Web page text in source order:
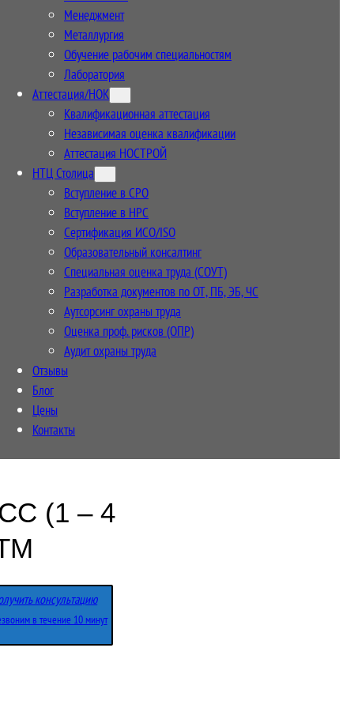
Менеджмент
Металлургия
Обучение рабочим специальностям
Лаборатория
Аттестация/НОК
Квалификационная аттестация
Независимая оценка квалификации
Аттестация НОСТРОЙ
НТЦ Столица
Вступление в СРО
Вступление в НРС
Сертификация ИСО/ISO
Образовательный консалтинг
Специальная оценка труда (СОУТ)
Разработка документов по ОТ, ПБ, ЭБ, ЧС
Аутсорсинг охраны труда
Оценка проф. рисков (ОПР)
Аудит охраны труда
Отзывы
Блог
Цены
Контакты
(1 – 4
консультацию
в течение 10 минут